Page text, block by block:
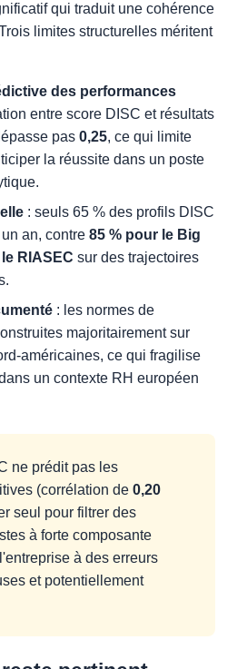
qui traduit une cohérence
limites structurelles méritent
des performances
entre score DISC et résultats
pas 0,25, ce qui limite
la réussite dans un poste
: seuls 65 % des profils DISC
an, contre 85 % pour le Big
RIASEC sur des trajectoires
: les normes de
majoritairement sur
américaines, ce qui fragilise
un contexte RH européen
ne prédit pas les
(corrélation de 0,20
seul pour filtrer des
à forte composante
à des erreurs
et potentiellement